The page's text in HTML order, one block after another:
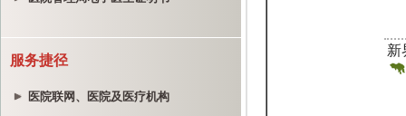
服务捷径
医院联网、医院及医疗机构